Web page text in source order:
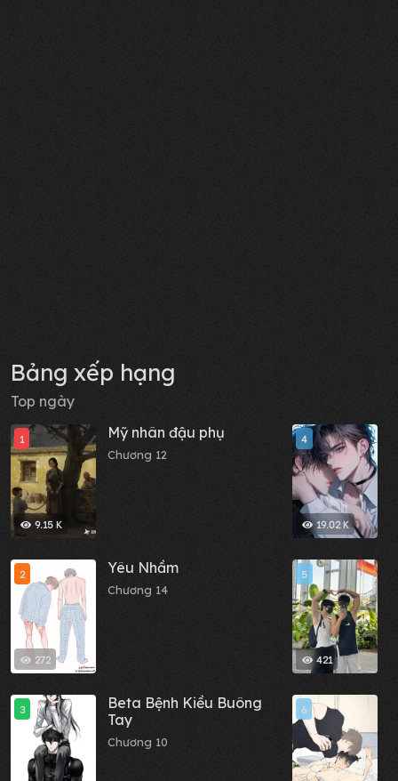
Bảng xếp hạng
Top ngày
9.15 K
1 Mỹ nhân đậu phụ
Chương 12
272
2 Yêu Nhầm
Chương 14
3
Beta Bệnh Kiều Buông
Tay
Chương 10
19.02 K
4
421
5
6